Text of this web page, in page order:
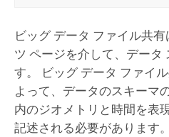
ビッグ データ ファイル共
ツ ページを介して、データ
す。 ビッグ データ ファイ
よって、データのスキーマ
内のジオメトリと時間を表
記述される必要があります